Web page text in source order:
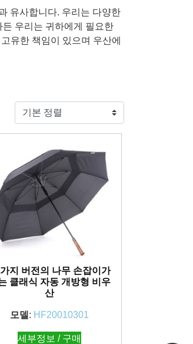
유사합니다. 우리는 다양한
우리는 귀하에게 필요한
유한 책임이 있으며 우산에
지 버전의 나무 손잡이가
클래식 자동 개방형 비우
산
모델 : HF20010301
세부정보 / 구매